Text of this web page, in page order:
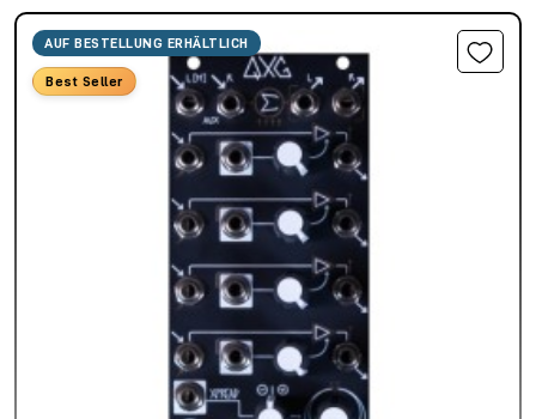
AUF BESTELLUNG ERHÄLTLICH
Best Seller